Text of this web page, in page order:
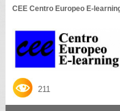
CEE Centro Europeo E-
211